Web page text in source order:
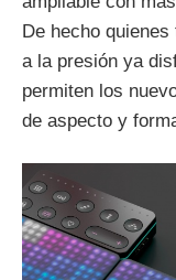
De hecho
a la presión ya
permiten los
de aspecto y